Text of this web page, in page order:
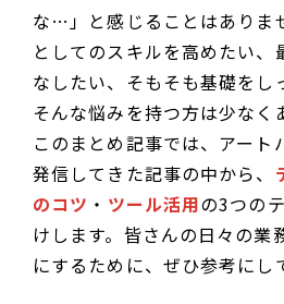
な…」と感じることはありま
としてのスキルを高めたい、
なしたい、そもそも基礎を
そんな悩みを持つ方は少なく
このまとめ記事では、アート
発信してきた記事の中から、
のコツ ・ ツール活用の3つの
けします。皆さんの日々の業
にするために、ぜひ参考にし